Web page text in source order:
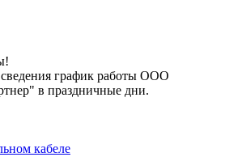
график работы ООО
в праздничные дни.
кабеле